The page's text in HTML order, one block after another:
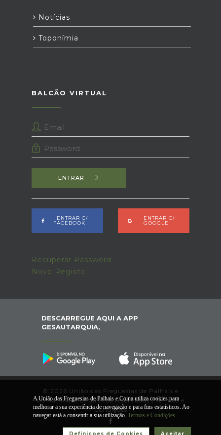
Notícias
Toponímia
BALCÃO VIRTUAL
ENTRAR
ENTRAR C/
FACEBOOK
ENTRAR C/
GOOGLE
Recuperar Password
Novo Registo
DESCARREGUE AQUI A APP
GESAUTARQUIA,
© 2026 União das Freguesias de Palhais e
Coina. Todos os direitos reservados |Termos e
Condições
A União das Freguesias de Palhais e Coina utiliza cookies para
melhorar a sua experiência de navegação e para fins estatísticos. Ao
navegar está a consentir a sua utilização. Termos e Condições